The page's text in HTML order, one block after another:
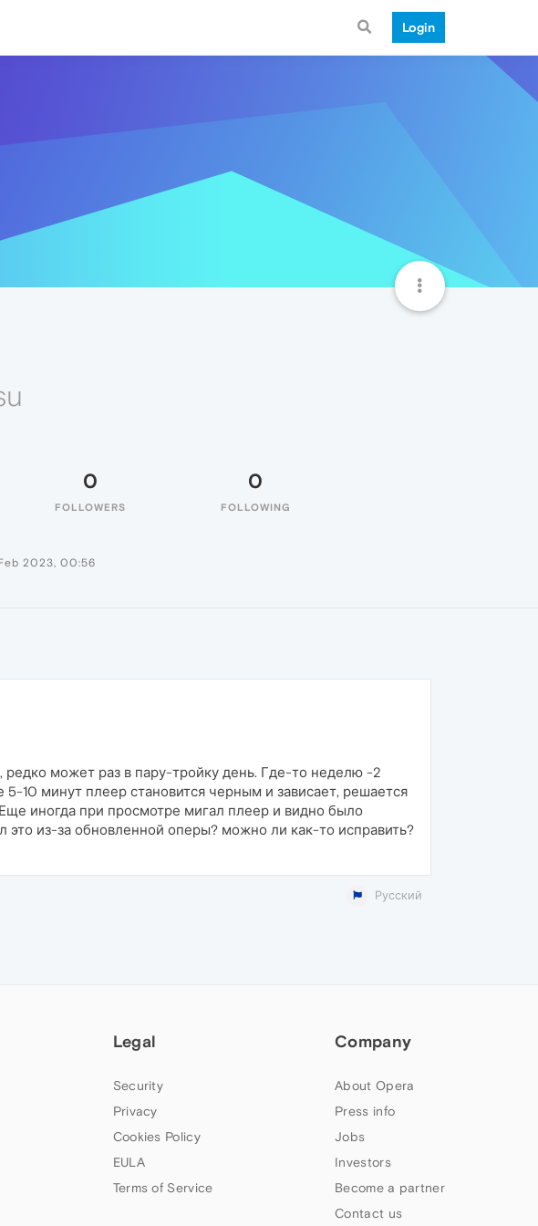
Login
0
FOLLOWERS
0
FOLLOWING
2023, 00:56
может раз в пару-тройку день. Где-то неделю -2
10 минут плеер становится черным и зависает, решается
иногда при просмотре мигал плеер и видно было
это из-за обновленной оперы? можно ли как-то исправить?
Русский
Legal
Security
Privacy
Cookies Policy
EULA
Terms of Service
Company
About Opera
Press info
Jobs
Investors
Become a partner
Contact us